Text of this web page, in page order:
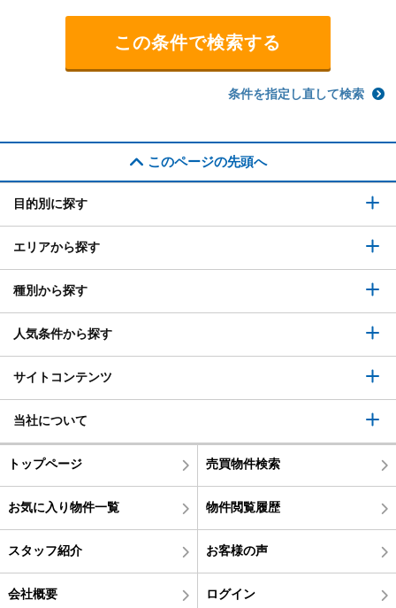
条件を指定し直して検索
このページの先頭へ
目的別に探す
エリアから探す
種別から探す
人気条件から探す
サイトコンテンツ
当社について
トップページ 売買物件検索
お気に入り物件一覧 物件閲覧履歴
スタッフ紹介 お客様の声
会社概要 ログイン